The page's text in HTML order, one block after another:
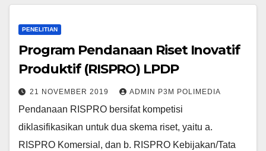
PENELITIAN
Program Pendanaan Riset Inovatif
Produktif (RISPRO) LPDP
21 NOVEMBER 2019 ADMIN P3M POLIMEDIA
Pendanaan RISPRO bersifat kompetisi
diklasifikasikan untuk dua skema riset, yaitu a.
RISPRO Komersial, dan b. RISPRO Kebijakan/Tata